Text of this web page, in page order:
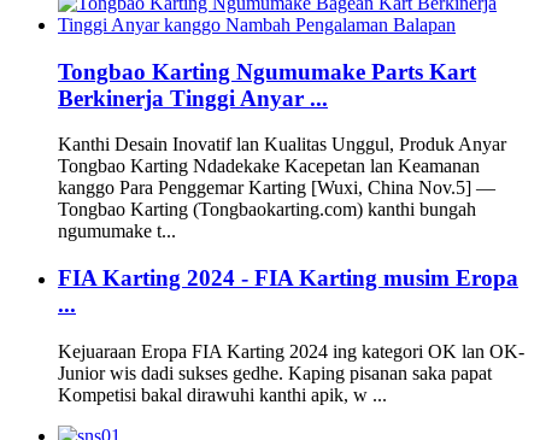
Tongbao Karting Ngumumake Parts Kart
Berkinerja Tinggi Anyar ...
Kanthi Desain Inovatif lan Kualitas Unggul, Produk Anyar
Tongbao Karting Ndadekake Kacepetan lan Keamanan
kanggo Para Penggemar Karting [Wuxi, China Nov.5] —
Tongbao Karting (Tongbaokarting.com) kanthi bungah
ngumumake t...
FIA Karting 2024 - FIA Karting musim Eropa
...
Kejuaraan Eropa FIA Karting 2024 ing kategori OK lan OK-
Junior wis dadi sukses gedhe. Kaping pisanan saka papat
Kompetisi bakal dirawuhi kanthi apik, w ...